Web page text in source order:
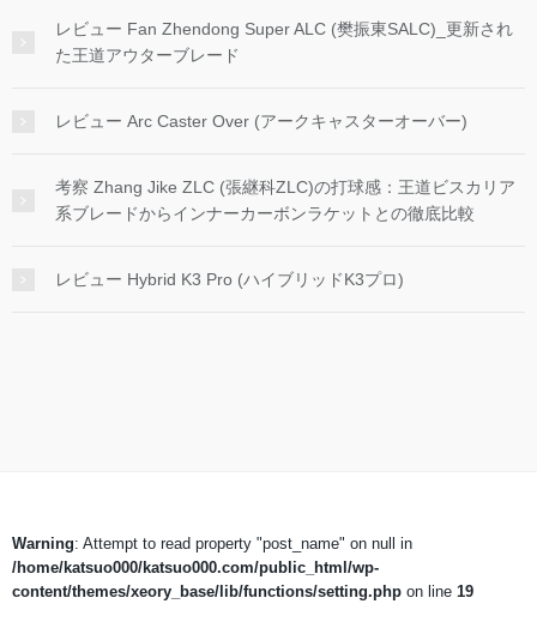
レビュー Fan Zhendong Super ALC (樊振東SALC)_更新され
た王道アウターブレード
レビュー Arc Caster Over (アークキャスターオーバー)
考察 Zhang Jike ZLC (張継科ZLC)の打球感：王道ビスカリア
系ブレードからインナーカーボンラケットとの徹底比較
レビュー Hybrid K3 Pro (ハイブリッドK3プロ)
Warning: Attempt to read property "post_name" on null in
/home/katsuo000/katsuo000.com/public_html/wp-
content/themes/xeory_base/lib/functions/setting.php on line 19